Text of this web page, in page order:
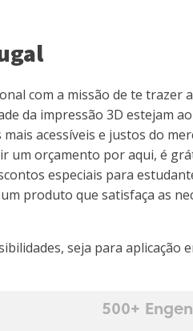
com a missão de te
da impressão 3D estejam
acessíveis e justos do
um orçamento por aqui, é
especiais para
produto que satisfaça as
seja para aplicação
500+